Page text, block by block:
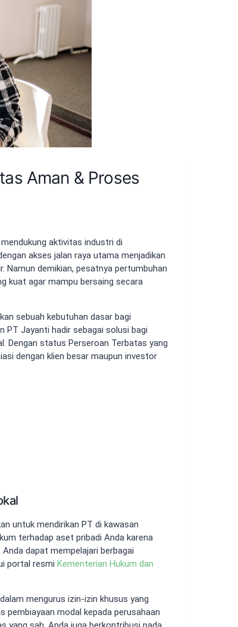
Aman & Proses
aktivitas industri di
akses jalan raya utama menjadikan
Namun demikian, pesatnya pertumbuhan
kuat agar mampu bersaing secara
sebuah kebutuhan dasar bagi
PT Jayanti hadir sebagai solusi bagi
Dengan status Perseroan Terbatas yang
dengan klien besar maupun investor
untuk mendirikan PT di kawasan
terhadap aset pribadi Anda karena
dapat mempelajari berbagai
portal resmi Kementerian Hukum dan
mengurus izin-izin khusus yang
pembiayaan modal kepada perusahaan